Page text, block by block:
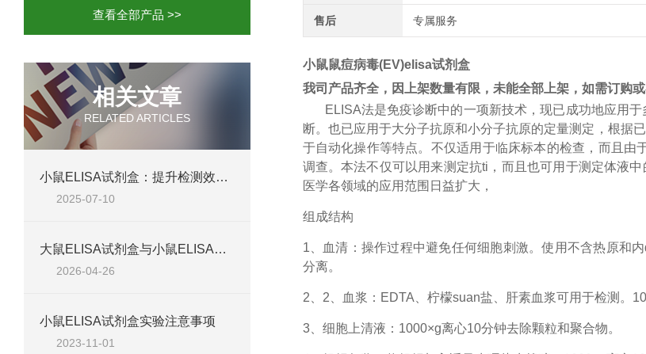
查看全部产品 >>
相关文章
RELATED ARTICLES
小鼠ELISA试剂盒：提升检测效率与准确性的解决方案
2025-07-10
大鼠ELISA试剂盒与小鼠ELISA试剂盒对比：检测差异、适用物种及实验场景差异化分析
2026-04-26
小鼠ELISA试剂盒实验注意事项
2023-11-01
售后 专属服务
小鼠鼠痘病毒(EV)elisa试剂盒
我司产品齐全，因上架数量有限，未能全部上架，如需订购
ELISA法是免疫诊断中的一项新技术，现已成功地应用
断。也已应用于大分子抗原和小分子抗原的定量测定，根据
于自动化操作等特点。不仅适用于临床标本的检查，而且由
调查。本法不仅可以用来测定抗ti ，而且也可用于测定体液
医学各领域的应用范围日益扩大，
组成结构
1、 血清：操作过程中避免任何细胞刺激。使用不含热原和内
分离。
2、 2、血浆：EDTA、柠檬suan盐、肝素血浆可用于检测。
3、细胞上清液：1000×g离心10分钟去除颗粒和聚合物。